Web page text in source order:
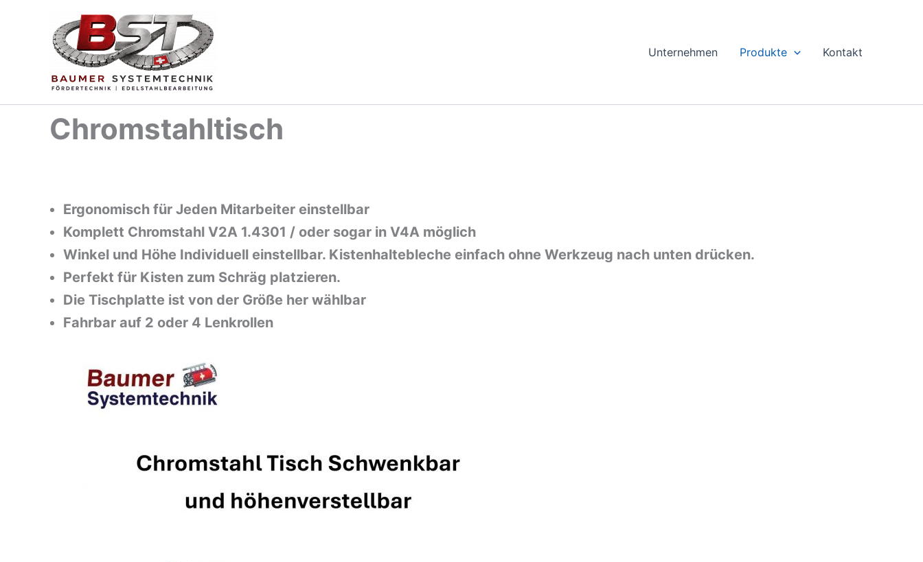
Unternehmen Produkte Kontakt
Chromstahltisch
Ergonomisch für Jeden Mitarbeiter einstellbar
Komplett Chromstahl V2A 1.4301 / oder sogar in V4A möglich
Winkel und Höhe Individuell einstellbar. Kistenhaltebleche einfach ohne Werkzeug nach unten drücken.
Perfekt für Kisten zum Schräg platzieren.
Die Tischplatte ist von der Größe her wählbar
Fahrbar auf 2 oder 4 Lenkrollen